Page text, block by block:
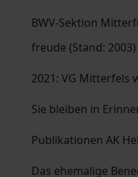
BWV-Sektion
freude (Stand: 2003)
2021: VG Mitterfels
Sie bleiben in
Publikationen AK
Das ehemalige